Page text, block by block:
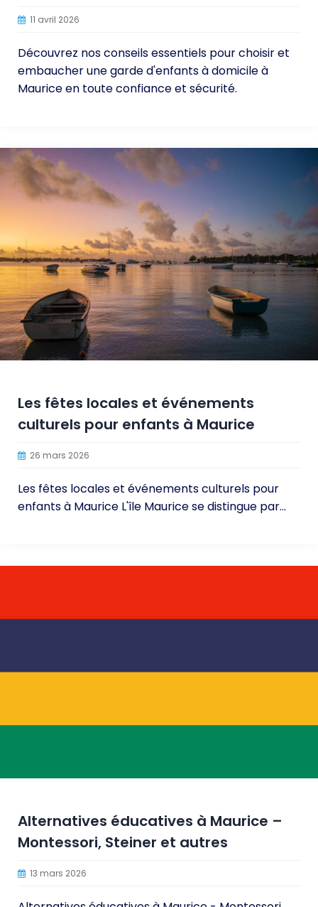
11 avril 2026
Découvrez nos conseils essentiels pour choisir et
embaucher une garde d'enfants à domicile à
Maurice en toute confiance et sécurité.
Les fêtes locales et événements
culturels pour enfants à Maurice
26 mars 2026
Les fêtes locales et événements culturels pour
enfants à Maurice L'île Maurice se distingue par...
Alternatives éducatives à Maurice –
Montessori, Steiner et autres
13 mars 2026